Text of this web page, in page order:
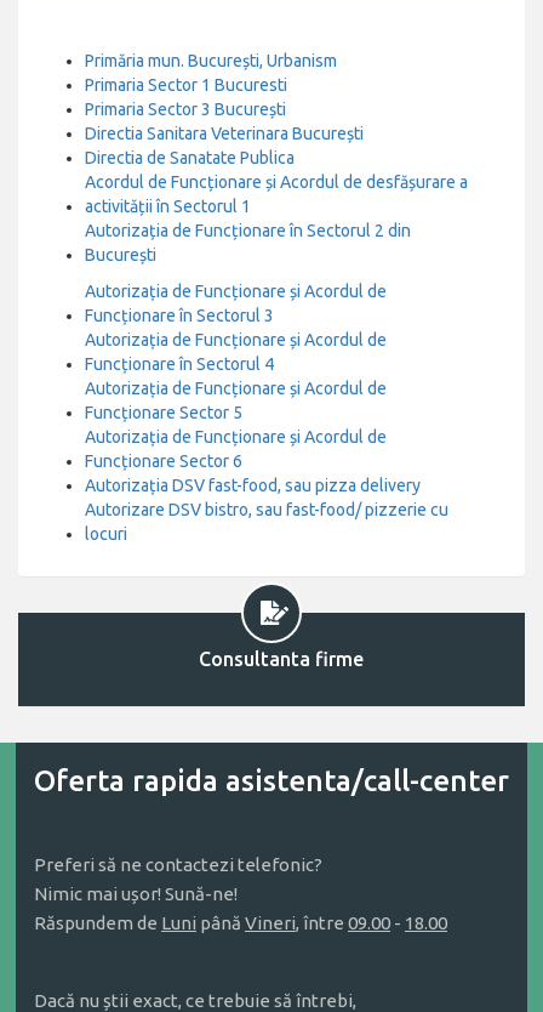
Primăria mun. București, Urbanism
Primaria Sector 1 Bucuresti
Primaria Sector 3 București
Directia Sanitara Veterinara București
Directia de Sanatate Publica
Acordul de Funcționare și Acordul de desfășurare a
activității în Sectorul 1
Autorizația de Funcționare în Sectorul 2 din
București
Autorizația de Funcționare și Acordul de
Funcționare în Sectorul 3
Autorizația de Funcționare și Acordul de
Funcționare în Sectorul 4
Autorizația de Funcționare și Acordul de
Funcționare Sector 5
Autorizația de Funcționare și Acordul de
Funcționare Sector 6
Autorizația DSV fast-food, sau pizza delivery
Autorizare DSV bistro, sau fast-food/ pizzerie cu
locuri
Consultanta firme
Oferta rapida asistenta/call-center
Preferi să ne contactezi telefonic?
Nimic mai ușor! Sună-ne!
Răspundem de Luni până Vineri, între 09.00 - 18.00
Dacă nu știi exact, ce trebuie să întrebi,